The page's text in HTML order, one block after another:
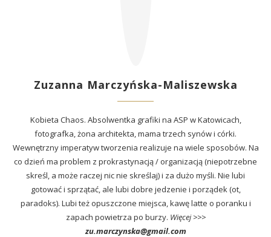
Zuzanna Marczyńska-Maliszewska
Kobieta Chaos. Absolwentka grafiki na ASP w Katowicach,
fotografka, żona architekta, mama trzech synów i córki.
Wewnętrzny imperatyw tworzenia realizuje na wiele sposobów. Na
co dzień ma problem z prokrastynacją / organizacją (niepotrzebne
skreśl, a może raczej nic nie skreślaj) i za dużo myśli. Nie lubi
gotować i sprzątać, ale lubi dobre jedzenie i porządek (ot,
paradoks). Lubi też opuszczone miejsca, kawę latte o poranku i
zapach powietrza po burzy. Więcej >>>
zu.marczynska@gmail.com